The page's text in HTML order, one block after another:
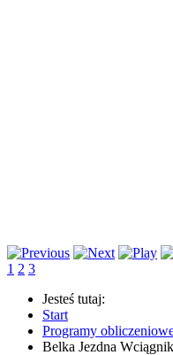
1 2 3
Jesteś tutaj:
Start
Programy
Belka Jezdna